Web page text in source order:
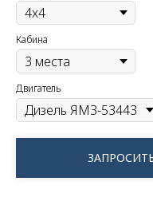
Кабина
Двигатель